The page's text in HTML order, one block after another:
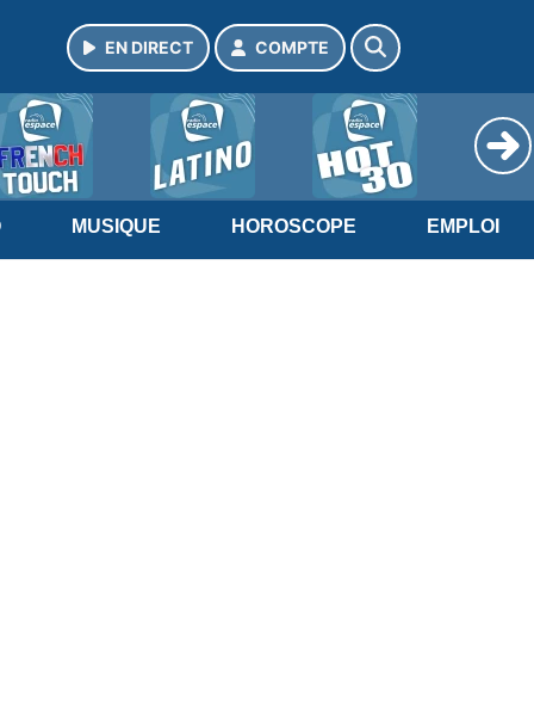
EN DIRECT COMPTE
MUSIQUE HOROSCOPE EMPLOI